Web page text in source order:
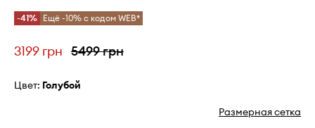
-41% Ещё -10% с кодом WEB*
3199 грн 5499 грн
Цвет: голубой
Размерная сетка